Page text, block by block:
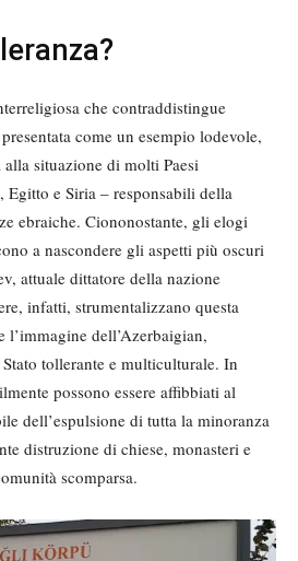
che contraddistingue
presentata come un esempio lodevole,
alla situazione di molti Paesi
e Siria – responsabili della
ebraiche. Ciononostante, gli elogi
a nascondere gli aspetti più oscuri
attuale dittatore della nazione
infatti, strumentalizzano questa
l’immagine dell’Azerbaigian,
tollerante e multiculturale. In
possono essere affibbiati al
dell’espulsione di tutta la minoranza
distruzione di chiese, monasteri e
scomparsa.